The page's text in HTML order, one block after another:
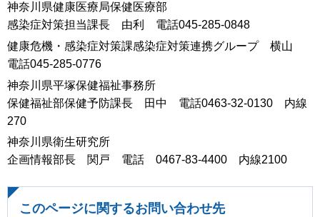
神奈川県健康医療局保健医療部
感染症対策担当課長 由利 電話045-285-0848
健康危機・感染症対策課感染症対策連携グループ 横山
電話045-285-0776
神奈川県平塚保健福祉事務所
保健福祉部保健予防課長 田中 電話0463-32-0130 内線
270
神奈川県衛生研究所
企画情報部長 関戸 電話 0467-83-4400 内線2100
このページに関するお問い合わせ先